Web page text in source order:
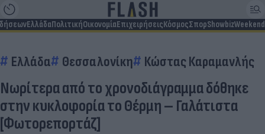
ΕλλάδαΠολιτικήΟικονομίαΕπιχειρήσειςΚόσμοςΣπορShowbizWeekend
Ελλάδα Θεσσαλονίκη Κώστας Καραμανλής
Νωρίτερα από το χρονοδιάγραμμα δόθηκε
στην κυκλοφορία το Θέρμη – Γαλάτιστα
[Φωτορεπορτάζ]